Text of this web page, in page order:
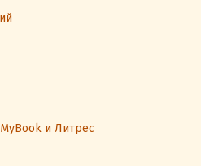
и Литрес